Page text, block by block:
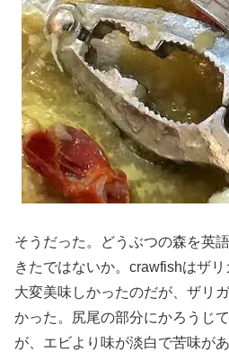
そうだった。どうぶつの森を英
きたではないか。crawfishはザ
大変美味しかったのだが、ザリ
かった。尻尾の部分にかろうじ
が、エビより味が淡白で苦味が